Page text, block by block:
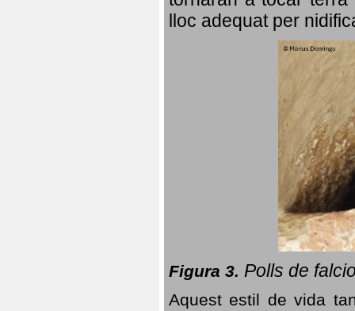
lloc adequat per
Figura 3. Polls de
Aquest estil de vida